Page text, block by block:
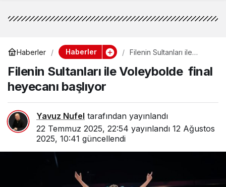
Haberler Haberler
Filenin Sultanları ile
heyecanı başlıyor
Filenin Sultanları ile Voleybolde final
heyecanı başlıyor
Yavuz Nufel tarafından yayınlandı
22 Temmuz 2025, 22:54 yayınlandı 12 Ağustos
2025, 10:41 güncellendi